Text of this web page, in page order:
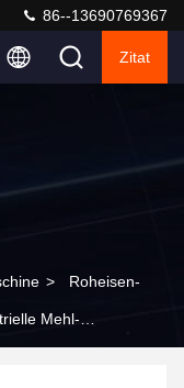
86--13690769367
Zitat
> Roheisen-
Mehl-